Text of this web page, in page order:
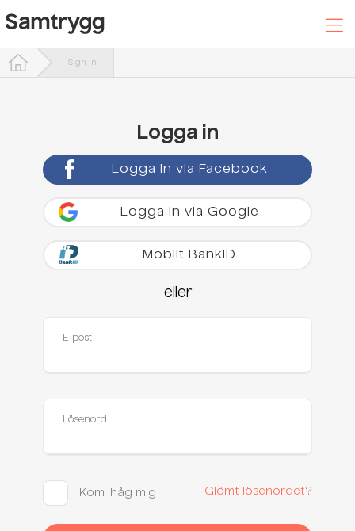
Sök efter boende
Trygghetspaketet
Hjälpcenter
Sign In
Logga in
Logga in via Facebook
Logga in via Google
Mobilt BankID
eller
E-post
Lösenord
Kom ihåg mig Glömt lösenordet?